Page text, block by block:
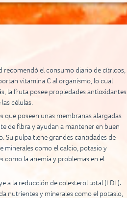
recomendó el consumo diario de cítricos,
vitamina C al organismo, lo cual
la fruta posee propiedades antioxidantes
células.
que poseen unas membranas alargadas
de fibra y ayudan a mantener en buen
Su pulpa tiene grandes cantidades de
minerales como el calcio, potasio y
como la anemia y problemas en el
a la reducción de colesterol total (LDL).
nutrientes y minerales como el potasio,